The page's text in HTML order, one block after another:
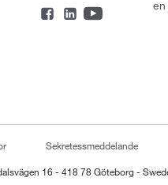
en
Sekretessmeddelande
16 - 418 78 Göteborg -